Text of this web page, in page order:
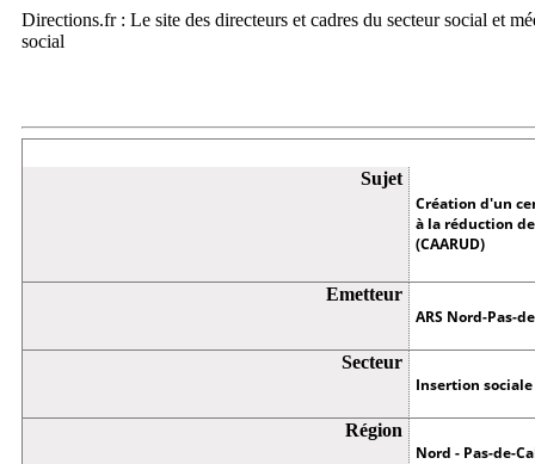
Directions.fr : Le site des directeurs et cadres du secteur social et
social
Sujet
Création d'un
à la réduction
(CAARUD)
Emetteur
ARS Nord-Pas-
Secteur
Insertion sociale
Région
Nord - Pas-de-